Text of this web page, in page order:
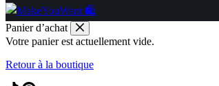
Panier d’achat
Votre panier est actuellement vide.
Retour à la boutique